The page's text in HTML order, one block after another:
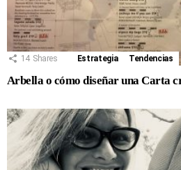
14 Shares Estrategia Tendencias
Arbella o cómo diseñar una Carta